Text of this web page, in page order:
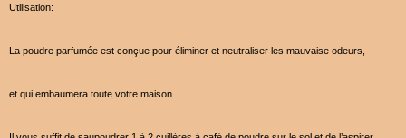
Utilisation:
La poudre parfumée est conçue pour éliminer et neutraliser les mauvaise odeurs,
et qui embaumera toute votre maison.